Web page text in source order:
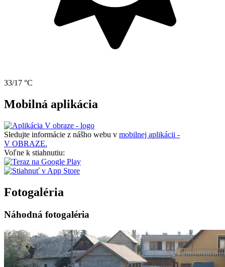
33/17 °C
Mobilná aplikácia
Sledujte informácie z nášho webu v mobilnej aplikácii -
V OBRAZE.
Voľne k stiahnutiu:
Fotogaléria
Náhodná fotogaléria